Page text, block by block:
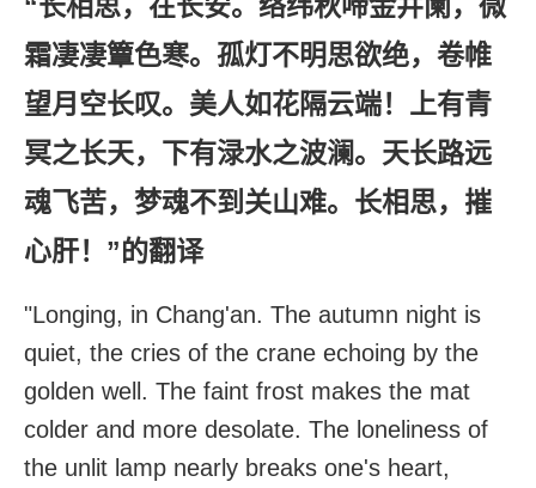
“长相思，在长安。络纬秋啼金井阑，微
霜凄凄簟色寒。孤灯不明思欲绝，卷帷
望月空长叹。美人如花隔云端！上有青
冥之长天，下有渌水之波澜。天长路远
魂飞苦，梦魂不到关山难。长相思，摧
心肝！”的翻译
"Longing, in Chang'an. The autumn night is
quiet, the cries of the crane echoing by the
golden well. The faint frost makes the mat
colder and more desolate. The loneliness of
the unlit lamp nearly breaks one's heart,